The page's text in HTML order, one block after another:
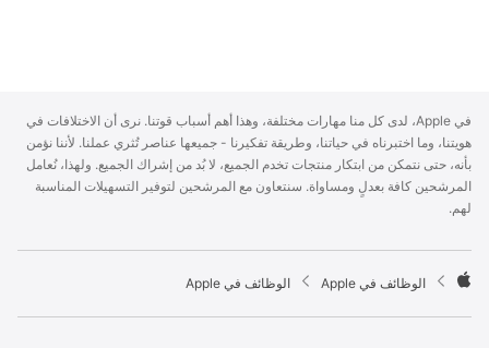
p
p
l
e
F
o
t
r
في Apple، لدى كل منا مهارات مختلفة، وهذا أهم أسباب قوتنا. نرى أن الاختلافات في
هويتنا، وما اختبرناه في حياتنا، وطريقة تفكيرنا - جميعها عناصر تُثري عملنا. لأننا نؤمن
بأنه، حتى نتمكن من ابتكار منتجات تخدم الجميع، لا بُد من إشراك الجميع. ولهذا، نُعامل
المرشحين كافة بعدلٍ ومساواة. سنتعاون مع المرشحين لتوفير التسهيلات المناسبة
لهم.

p
الوظائف في Apple الوظائف في Apple